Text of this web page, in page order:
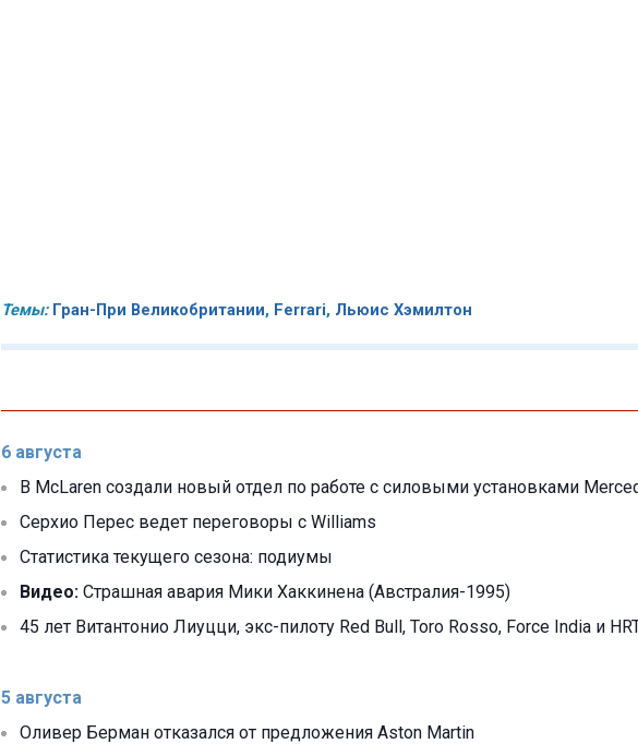
Темы: Гран-При Великобритании, Ferrari, Льюис Хэмилтон
6 августа
В McLaren создали новый отдел по работе с силовыми установками
Серхио Перес ведет переговоры с Williams
Статистика текущего сезона: подиумы
Видео: Страшная авария Мики Хаккинена (Австралия-1995)
45 лет Витантонио Лиуцци, экс-пилоту Red Bull, Toro Rosso, Force India и
5 августа
Оливер Берман отказался от предложения Aston Martin